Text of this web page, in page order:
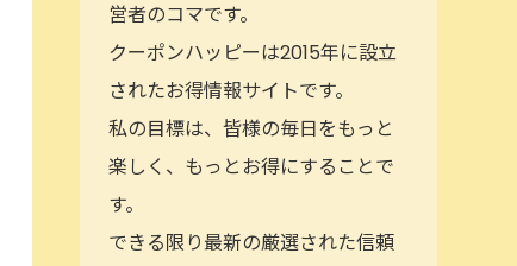
営者のコマです。
クーポンハッピーは2015年に設立
されたお得情報サイトです。
私の目標は、皆様の毎日をもっと
楽しく、もっとお得にすることで
す。
できる限り最新の厳選された信頼